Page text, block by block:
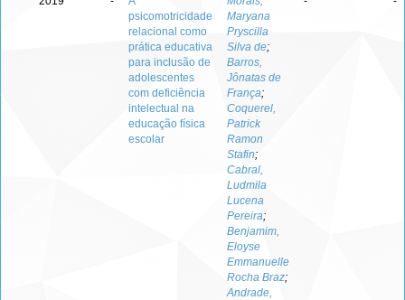
psicomotricidade
relacional como
prática educativa
para inclusão de
adolescentes
com deficiência
intelectual na
educação física
escolar
Maryana
Pryscilla
Silva de;
Barros,
Jônatas de
França;
Coquerel,
Patrick
Ramon
Stafin;
Cabral,
Ludmila
Lucena
Pereira;
Benjamim,
Eloyse
Emmanuelle
Rocha Braz;
Andrade,